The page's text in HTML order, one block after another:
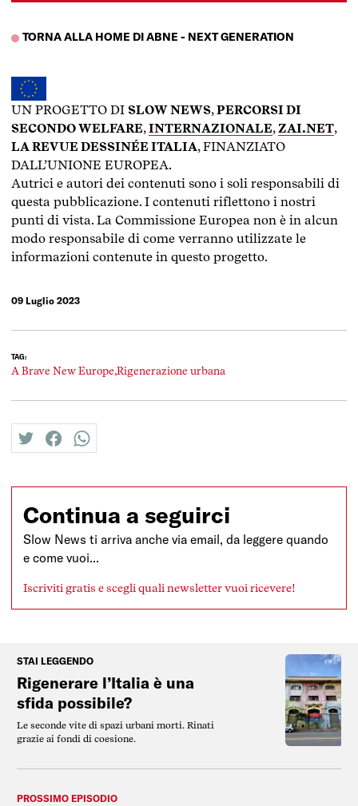
TORNA ALLA HOME DI ABNE - NEXT GENERATION
UN PROGETTO DI SLOW NEWS,PERCORSI DI
SECONDO WELFARE,INTERNAZIONALE, ZAI.NET,
LA REVUE DESSINÉE ITALIA, FINANZIATO
DALL’UNIONE EUROPEA.
Autrici e autori dei contenuti sono i soli responsabili di
questa pubblicazione. I contenuti riflettono i nostri
punti di vista. La Commissione Europea non è in alcun
modo responsabile di come verranno utilizzate le
informazioni contenute in questo progetto.
09 Luglio 2023
TAG:
A Brave New Europe,Rigenerazione urbana
twitterfacebookwhatsapp
Continua a seguirci
Slow News ti arriva anche via email, da leggere quando
e come vuoi...
Iscriviti gratis e scegli quali newsletter vuoi ricevere!
STAI LEGGENDO
Rigenerare l’Italia è una
sfida possibile?
Le seconde vite di spazi urbani morti. Rinati
grazie ai fondi di coesione.
PROSSIMO EPISODIO